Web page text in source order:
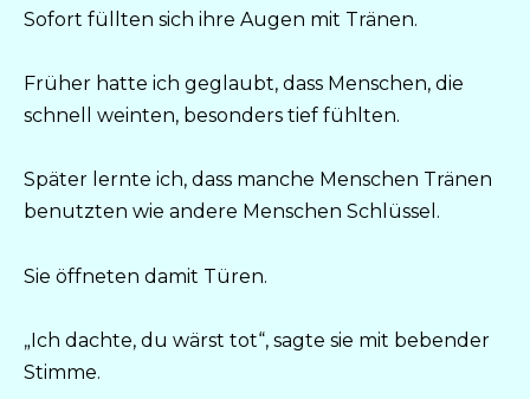
Sofort füllten sich ihre Augen mit Tränen.
Früher hatte ich geglaubt, dass Menschen, die
schnell weinten, besonders tief fühlten.
Später lernte ich, dass manche Menschen Tränen
benutzten wie andere Menschen Schlüssel.
Sie öffneten damit Türen.
„Ich dachte, du wärst tot“, sagte sie mit bebender
Stimme.